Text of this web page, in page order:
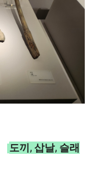
도끼, 삽날, 슬래